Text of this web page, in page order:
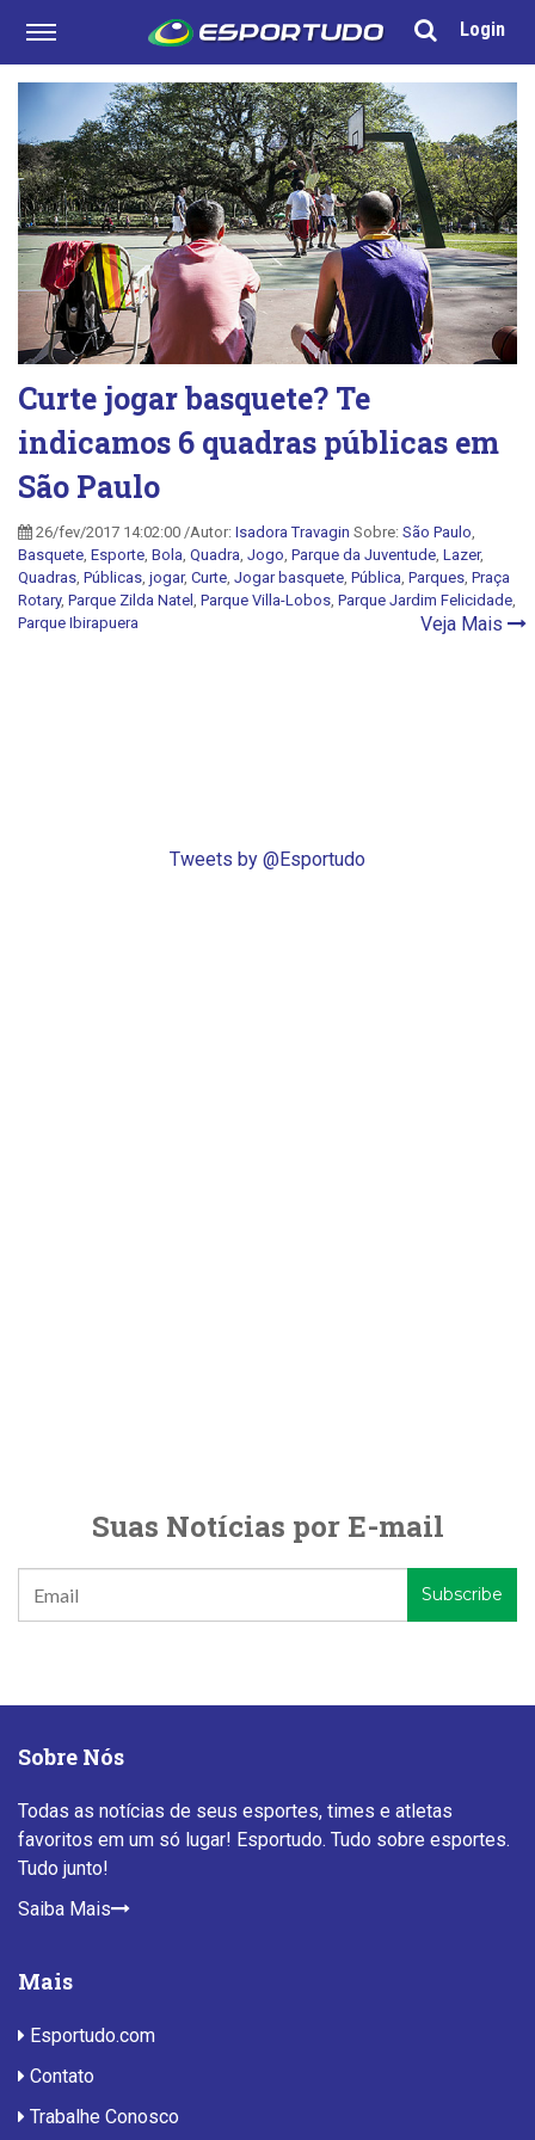
Login
Curte jogar basquete? Te
indicamos 6 quadras públicas em
São Paulo
26/fev/2017 14:02:00 /Autor: Isadora Travagin Sobre: São Paulo
Basquete Esporte Bola Quadra Jogo Parque da Juventude Lazer,
Quadras Públicas jogar, Curte Jogar basquete Pública Parques Praça
Rotary, Parque Zilda Natel Parque Villa-Lobos Parque Jardim Felicidade
Parque Ibirapuera
Veja Mais
Tweets by @Esportudo
Suas Notícias por E-mail
Sobre Nós
Todas as notícias de seus esportes, times e atletas
favoritos em um só lugar! Esportudo. Tudo sobre esportes.
Tudo junto!
Saiba Mais
Mais
Esportudo.com
Contato
Trabalhe Conosco